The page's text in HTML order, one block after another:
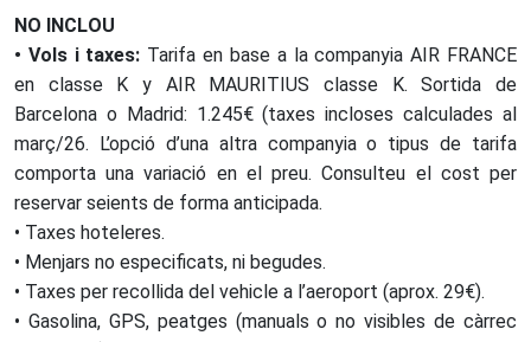
NO INCLOU
• Vols i taxes: Tarifa en base a la companyia AIR FRANCE
en classe K y AIR MAURITIUS classe K. Sortida de
Barcelona o Madrid: 1.245€ (taxes incloses calculades al
març/26. L’opció d’una altra companyia o tipus de tarifa
comporta una variació en el preu. Consulteu el cost per
reservar seients de forma anticipada.
• Taxes hoteleres.
• Menjars no especificats, ni begudes.
• Taxes per recollida del vehicle a l’aeroport (aprox. 29€).
• Gasolina, GPS, peatges (manuals o no visibles de càrrec